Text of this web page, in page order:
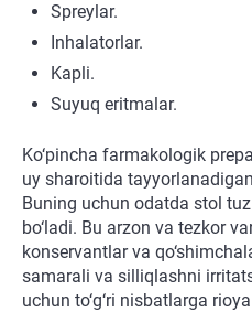
Spreylar.
Inhalatorlar.
Kapli.
Suyuq eritmalar.
Ko‘pincha farmakologik
uy sharoitida
Buning uchun odatda stol
bo‘ladi. Bu arzon va tezkor
konservantlar va
samarali va silliqlashni
uchun to‘g‘ri nisbatlarga